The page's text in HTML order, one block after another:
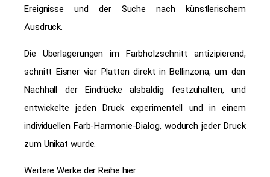
Ereignisse und der Suche nach künstlerischem
Ausdruck.
Die Überlagerungen im Farbholzschnitt antizipierend,
schnitt Eisner vier Platten direkt in Bellinzona, um den
Nachhall der Eindrücke alsbaldig festzuhalten, und
entwickelte jeden Druck experimentell und in einem
individuellen Farb-Harmonie-Dialog, wodurch jeder Druck
zum Unikat wurde.
Weitere Werke der Reihe hier: